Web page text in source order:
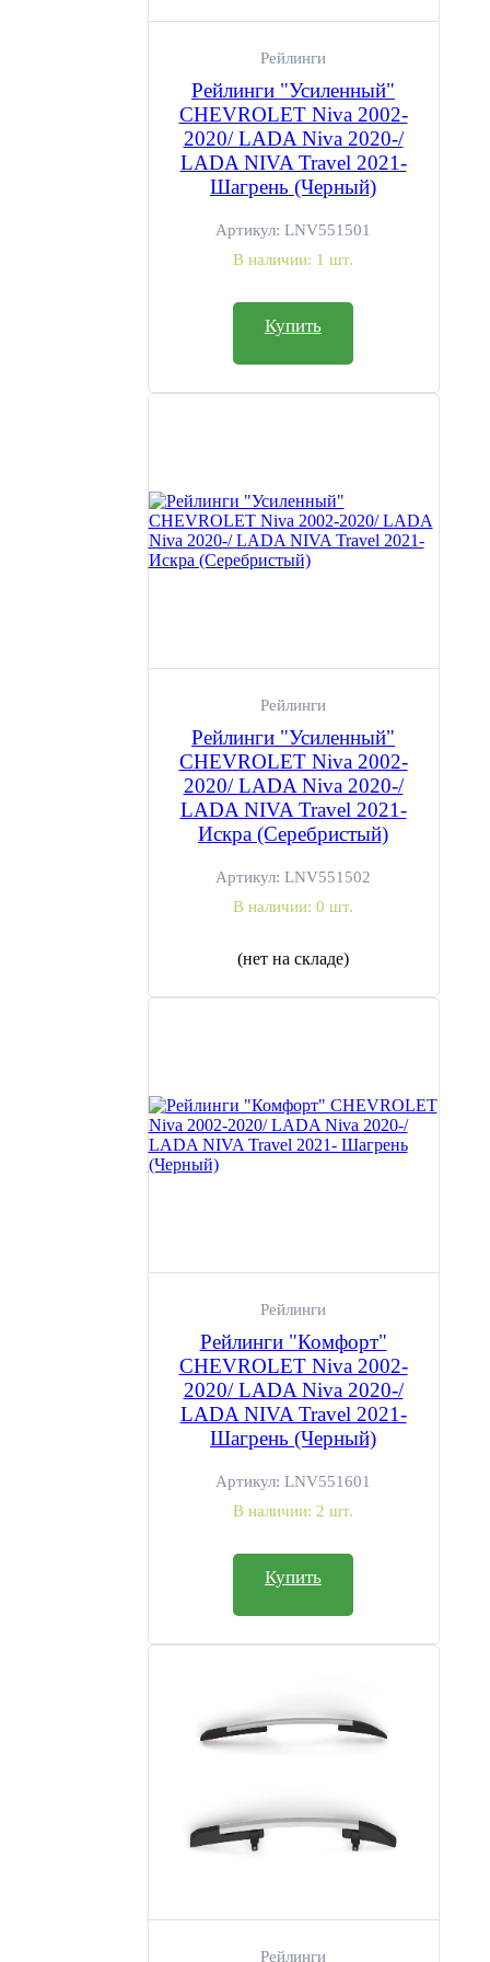
Рейлинги
Рейлинги "Усиленный"
CHEVROLET Niva 2002-
2020/ LADA Niva 2020-/
LADA NIVA Travel 2021-
Шагрень (Черный)
Артикул: LNV551501
В наличии: 1 шт.
Купить
Рейлинги
Рейлинги "Усиленный"
CHEVROLET Niva 2002-
2020/ LADA Niva 2020-/
LADA NIVA Travel 2021-
Искра (Серебристый)
Артикул: LNV551502
В наличии: 0 шт.
(нет на складе)
Рейлинги
Рейлинги "Комфорт"
CHEVROLET Niva 2002-
2020/ LADA Niva 2020-/
LADA NIVA Travel 2021-
Шагрень (Черный)
Артикул: LNV551601
В наличии: 2 шт.
Купить
Рейлинги